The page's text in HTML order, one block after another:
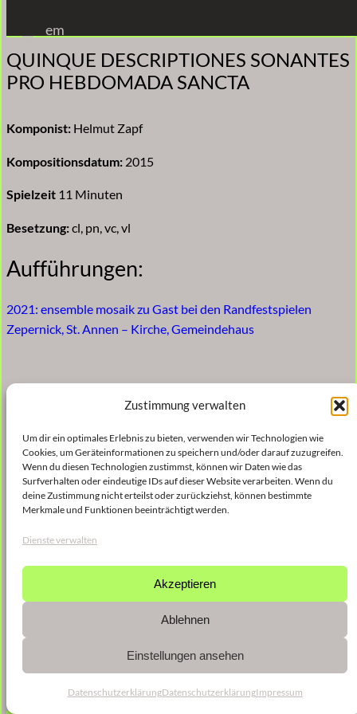
Zustimmung verwalten
Um dir ein optimales Erlebnis zu bieten, verwenden wir Technologien wie
Cookies, um Geräteinformationen zu speichern und/oder darauf zuzugreifen.
Wenn du diesen Technologien zustimmst, können wir Daten wie das
Surfverhalten oder eindeutige IDs auf dieser Website verarbeiten. Wenn du
deine Zustimmung nicht erteilst oder zurückziehst, können bestimmte
Merkmale und Funktionen beeinträchtigt werden.
Dienste verwalten
Akzeptieren
Ablehnen
Einstellungen ansehen
DatenschutzerklärungDatenschutzerklärungImpressum
Inhalt
springen
em
QUINQUE DESCRIPTIONES SONANTES
PRO HEBDOMADA SANCTA
Komponist: Helmut Zapf
Kompositionsdatum: 2015
Spielzeit 11 Minuten
Besetzung:cl, pn, vc, vl
Aufführungen:
2021: ensemble mosaik zu Gast bei den Randfestspielen
Zepernick, St. Annen – Kirche, Gemeindehaus